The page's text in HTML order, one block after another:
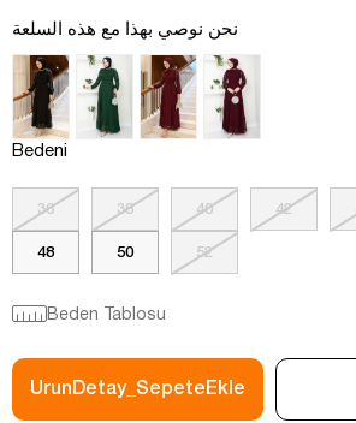
نحن نوصي بهذا مع هذه السلعة
Bedeni
36 38 40 42
48 50 52
Beden Tablosu